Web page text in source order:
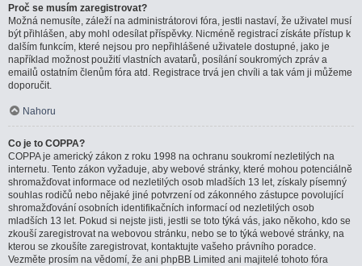
Proč se musím zaregistrovat?
Možná nemusíte, záleží na administrátorovi fóra, jestli nastaví, že uživatel musí
být přihlášen, aby mohl odesílat příspěvky. Nicméně registrací získáte přístup k
dalším funkcím, které nejsou pro nepřihlášené uživatele dostupné, jako je
například možnost použití vlastních avatarů, posílání soukromých zpráv a
emailů ostatním členům fóra atd. Registrace trvá jen chvíli a tak vám ji můžeme
doporučit.
Nahoru
Co je to COPPA?
COPPA je americký zákon z roku 1998 na ochranu soukromí nezletilých na
internetu. Tento zákon vyžaduje, aby webové stránky, které mohou potenciálně
shromažďovat informace od nezletilých osob mladších 13 let, získaly písemný
souhlas rodičů nebo nějaké jiné potvrzení od zákonného zástupce povolující
shromažďování osobních identifikačních informací od nezletilých osob
mladších 13 let. Pokud si nejste jisti, jestli se toto týká vás, jako někoho, kdo se
zkouší zaregistrovat na webovou stránku, nebo se to týká webové stránky, na
kterou se zkoušíte zaregistrovat, kontaktujte vašeho právního poradce.
Vezměte prosím na vědomí, že ani phpBB Limited ani majitelé tohoto fóra